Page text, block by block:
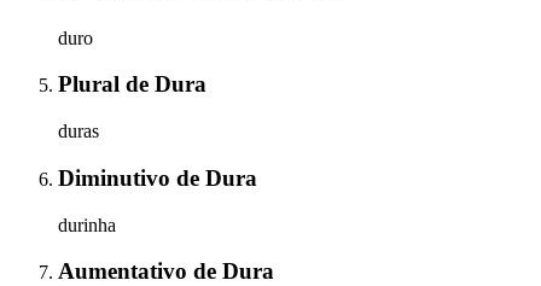
duro
Plural de Dura
duras
Diminutivo de Dura
durinha
Aumentativo de Dura